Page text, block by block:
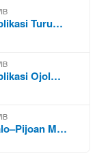
Turu…
Ojol…
M…